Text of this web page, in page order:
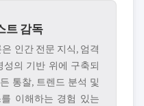
트 감독
인간 전문 지식, 엄격
의 기반 위에 구축되
통찰, 트렌드 분석 및
이해하는 경험 있는